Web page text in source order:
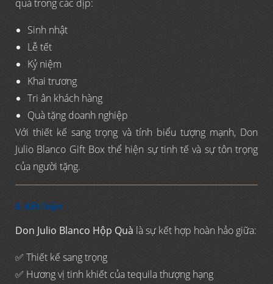
quà trong các dịp:
Sinh nhật
Lễ tết
Kỷ niệm
Khai trương
Tri ân khách hàng
Quà tặng doanh nghiệp
Với thiết kế sang trọng và tính biểu tượng mạnh, Don
Julio Blanco Gift Box thể hiện sự tinh tế và sự tôn trọng
của người tặng.
8. Kết luận
Don Julio Blanco Hộp Quà là sự kết hợp hoàn hảo giữa:
✅ Thiết kế sang trọng
✅ Hương vị tinh khiết của tequila thượng hạng